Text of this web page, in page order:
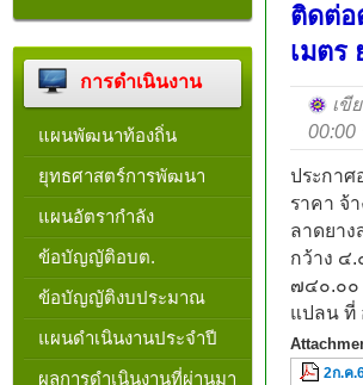
การดำเนินงาน
แผนพัฒนาท้องถิ่น
ยุทธศาสตร์การพัฒนา
แผนอัตรากำลัง
ข้อบัญญัติอบต.
ข้อบัญญัติงบประมาณ
แผนดำเนินงานประจำปี
ผลการดำเนินงานที่ผ่านมา
ติดต่อ
เมตร
เขี
00:00
ประกาศ
ราคา จ้
ลาดยาง
กว้าง ๔.
๗๔๐.๐๐
แปลน ที่
2ก.ค